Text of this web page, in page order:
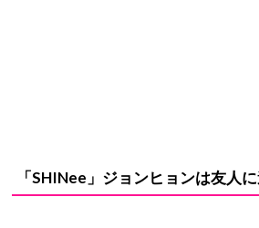
「SHINee」ジョンヒョンは友人